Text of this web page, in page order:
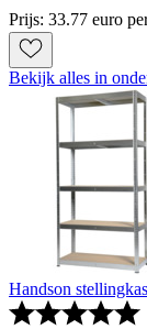
Prijs: 33.77 euro
Bekijk alles in
Handson